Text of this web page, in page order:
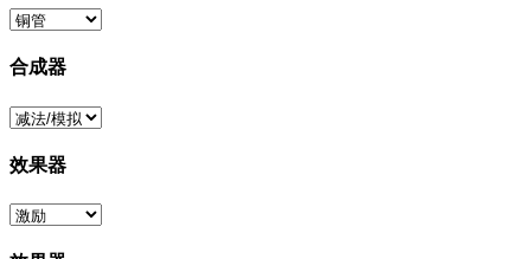
合成器
效果器